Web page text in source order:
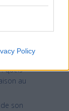
Policy
pour
quels
au
son